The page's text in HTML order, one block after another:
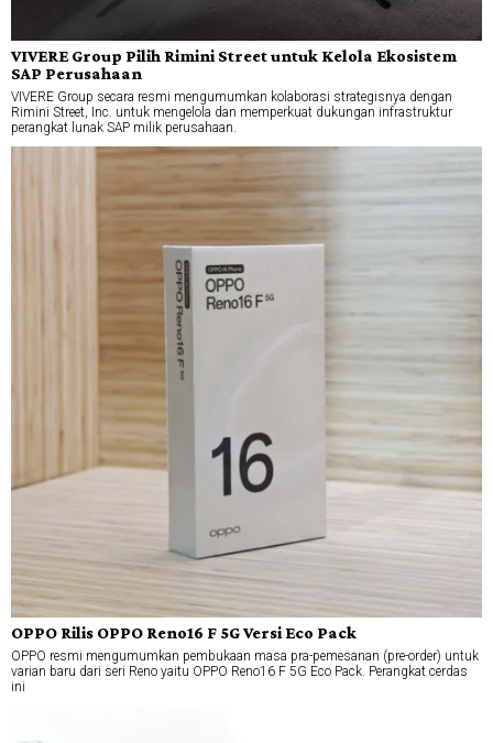
VIVERE Group Pilih Rimini Street untuk Kelola Ekosistem
SAP Perusahaan
VIVERE Group secara resmi mengumumkan kolaborasi strategisnya dengan
Rimini Street, Inc. untuk mengelola dan memperkuat dukungan infrastruktur
perangkat lunak SAP milik perusahaan.
OPPO Rilis OPPO Reno16 F 5G Versi Eco Pack
OPPO resmi mengumumkan pembukaan masa pra-pemesanan (pre-order) untuk
varian baru dari seri Reno yaitu OPPO Reno16 F 5G Eco Pack. Perangkat cerdas
ini